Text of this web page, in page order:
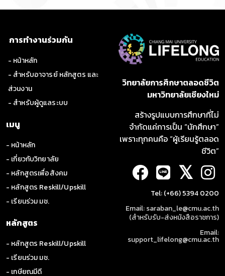
การทำงานร่วมกัน
- หน้าหลัก
- สำหรับอาจารย์ หลักสูตร และ
ส่วนงาน
- สำหรับผู้ดูแลระบบ
เมนู
- หน้าหลัก
- เกี่ยวกับวิทยาลัย
- หลักสูตรเพื่อสังคม
- หลักสูตร Reskill/Upskill
- เรียนร่วม มช.
หลักสูตร
- หลักสูตร Reskill/Upskill
- เรียนร่วม มช.
- เกษียณมีดี
วิทยาลัยการศึกษาตลอดชีวิต
มหาวิทยาลัยเชียงใหม่
สร้างรูปแบบการศึกษาที่ไม่
จำกัดแค่การเป็น “นักศึกษา”
เพราะทุกคนคือ “ผู้เรียนรู้ตลอด
ชีวิต”
𝕏
Tel: (+66) 5394 0200
Email: saraban_le@cmu.ac.th
(สำหรับรับ-ส่งหนังสือราชการ)
Email:
support_lifelong@cmu.ac.th